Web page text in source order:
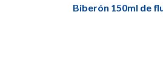
Biberón 150ml de